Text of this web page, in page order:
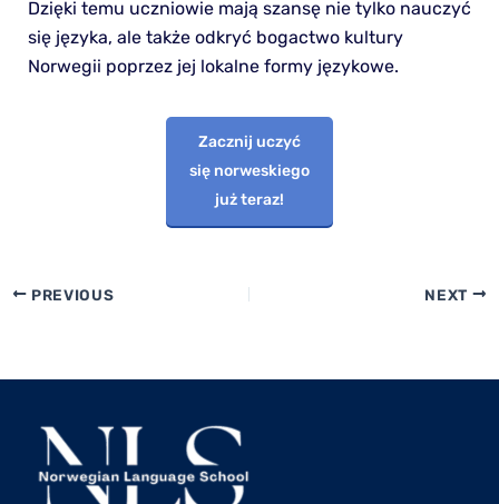
Dzięki temu uczniowie mają szansę nie tylko nauczyć
się języka, ale także odkryć bogactwo kultury
Norwegii poprzez jej lokalne formy językowe.
Zacznij uczyć
się norweskiego
już teraz!
PREVIOUS NEXT